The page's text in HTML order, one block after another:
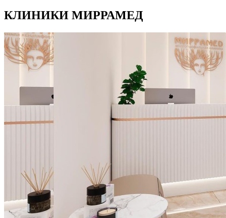
КЛИНИКИ МИРРАМЕД